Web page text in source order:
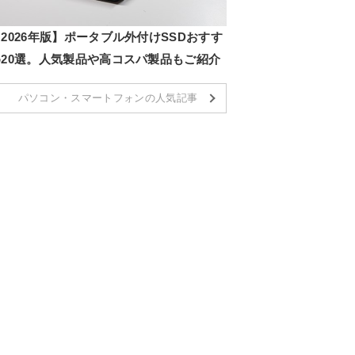
年版】ポータブル外付けSSDおすす
選。人気製品や高コスパ製品もご紹介
パソコン・スマートフォンの人気記事